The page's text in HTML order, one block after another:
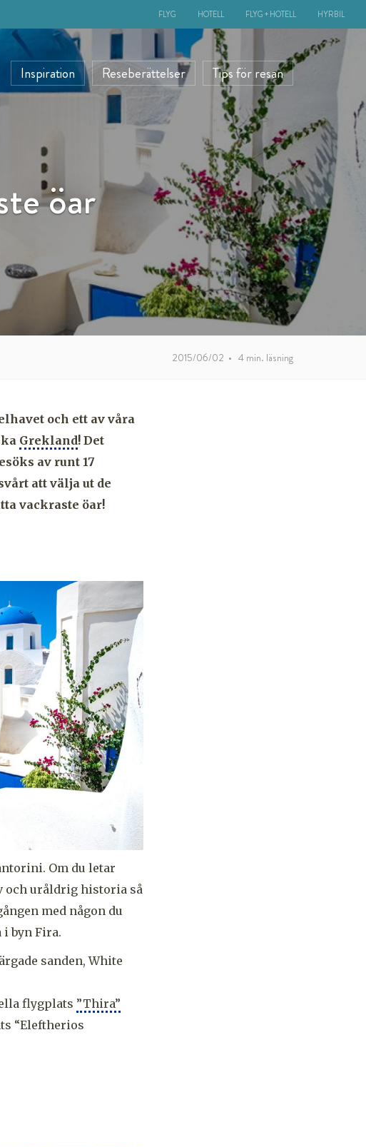
Inspiration Reseberättelser Tips för resan
FLYG HOTELL FLYG + HOTELL HYRBIL
öar
2015/06/02 • 4 min. läsning
och ett av våra
Grekland! Det
av runt 17
att välja ut de
vackraste öar!
Om du letar
och uråldrig historia så
med någon du
byn Fira.
sanden, White
flygplats ”Thira”
“Eleftherios